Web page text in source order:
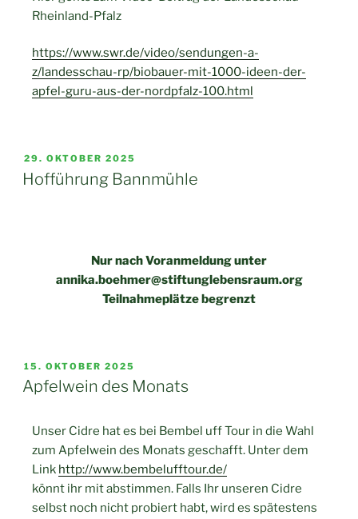
Rheinland-Pfalz
https://www.swr.de/video/sendungen-a-
z/landesschau-rp/biobauer-mit-1000-ideen-der-
apfel-guru-aus-der-nordpfalz-100.html
29. OKTOBER 2025
Hofführung Bannmühle
Nur nach Voranmeldung unter
annika.boehmer@stiftunglebensraum.org
Teilnahmeplätze begrenzt
15. OKTOBER 2025
Apfelwein des Monats
Unser Cidre hat es bei Bembel uff Tour in die Wahl
zum Apfelwein des Monats geschafft. Unter dem
Link http://www.bembelufftour.de/
könnt ihr mit abstimmen. Falls Ihr unseren Cidre
selbst noch nicht probiert habt, wird es spätestens